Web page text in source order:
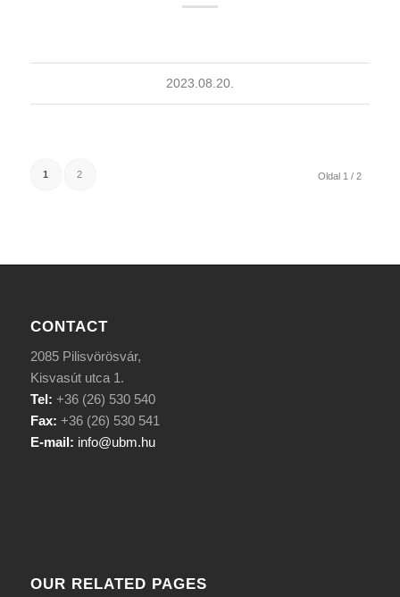
2023.08.20.
Oldal 1 / 2
1 2
CONTACT
2085 Pilisvörösvár,
Kisvasút utca 1.
Tel: +36 (26) 530 540
Fax: +36 (26) 530 541
E-mail: info@ubm.hu
OUR RELATED PAGES